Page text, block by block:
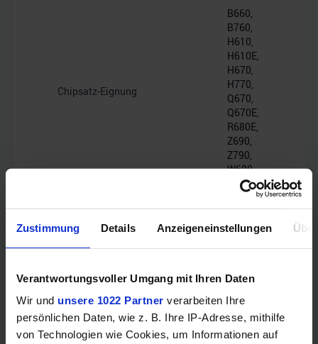
Zustimmung Details Anzeigeneinstellungen
Verantwortungsvoller Umgang mit Ihren Daten
Wir und unsere 1022 Partner verarbeiten Ihre
persönlichen Daten, wie z. B. Ihre IP-Adresse, mithilfe
von Technologien wie Cookies, um Informationen auf
Chipsatz-Eignung
B660,
B760,
H610,
H610E,
H670,
H770,
Q670,
Q670E,
R680E,
Z690,
Z790,
W680
Chipsatz-Interface
DMI
4.0,
16GT/s
(PCIe
PCIe-Lanes 20